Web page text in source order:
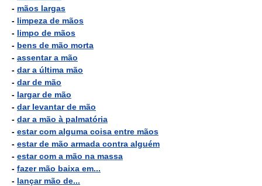
- mãos largas
- limpeza de mãos
- limpo de mãos
- bens de mão morta
- assentar a mão
- dar a última mão
- dar de mão
- largar de mão
- dar levantar de mão
- dar a mão à palmatória
- estar com alguma coisa entre mãos
- estar de mão armada contra alguém
- estar com a mão na massa
- fazer mão baixa em...
- lançar mão de...